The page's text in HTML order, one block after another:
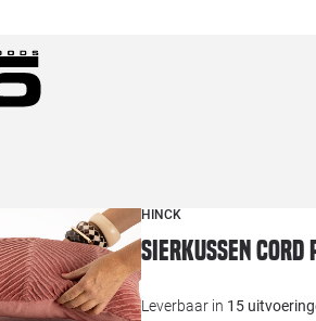
HINCK
Sierkussen
Leverbaar in 15